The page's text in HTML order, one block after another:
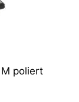
poliert